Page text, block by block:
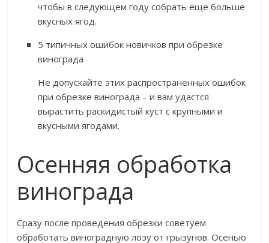
чтобы в следующем году собрать еще больше
вкусных ягод.
5 типичных ошибок новичков при обрезке
винограда
Не допускайте этих распространенных ошибок
при обрезке винограда – и вам удастся
вырастить раскидистый куст с крупными и
вкусными ягодами.
Осенняя обработка
винограда
Сразу после проведения обрезки советуем
обработать виноградную лозу от грызунов. Осенью